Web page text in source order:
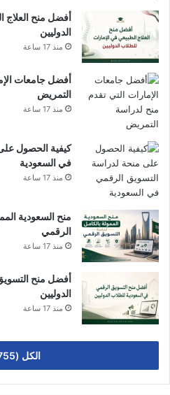
أفضل منح العلاج
الدوليين
منذ 17 ساعة
أفضل جامعات
التمريض
منذ 17 ساعة
كيفية الحصول
في السعودية
منذ 17 ساعة
منح السعودية
الرقمي
منذ 17 ساعة
أفضل منح
الدوليين
منذ 17 ساعة
الكل (2755)